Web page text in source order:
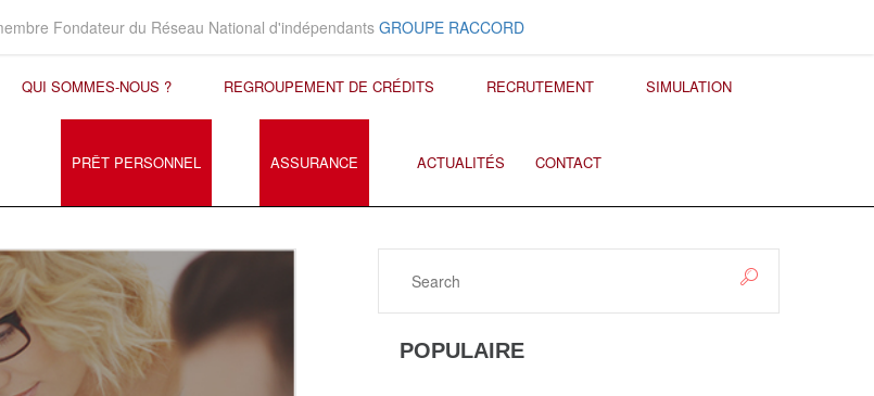
Fondateur du Réseau National d'indépendants GROUPE RACCORD
QUI SOMMES-NOUS ? REGROUPEMENT DE CRÉDITS RECRUTEMENT SIMULATION
PRÊT PERSONNEL ASSURANCE ACTUALITÉS CONTACT
POPULAIRE